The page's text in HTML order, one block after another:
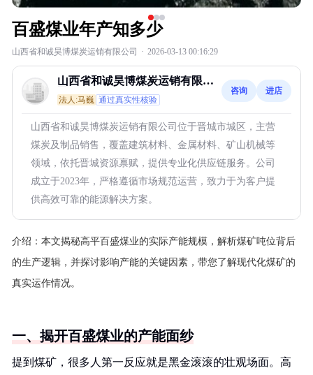
百盛煤业年产知多少
山西省和诚昊博煤炭运销有限公司 · 2026-03-13 00:16:29
山西省和诚昊博煤炭运销有限公
司
法人:马巍 通过真实性核验
咨询 进店
山西省和诚昊博煤炭运销有限公司位于晋城市城区，主营
煤炭及制品销售，覆盖建筑材料、金属材料、矿山机械等
领域，依托晋城资源禀赋，提供专业化供应链服务。公司
成立于2023年，严格遵循市场规范运营，致力于为客户提
供高效可靠的能源解决方案。
介绍： 本文揭秘高平百盛煤业的实际产能规模，解析煤矿吨位背后
的生产逻辑，并探讨影响产能的关键因素，带您了解现代化煤矿的
真实运作情况。
一、揭开百盛煤业的产能面纱
提到煤矿，很多人第一反应就是黑金滚滚的壮观场面。高